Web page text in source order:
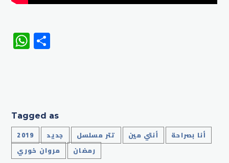
WhatsApp
Tagged as
2019 أنا بصراحة أنتي مين تتر مسلسل
جديد
رمضان
مروان خوري